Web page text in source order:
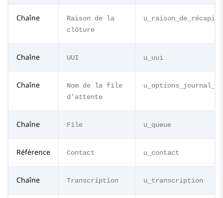
Chaîne
Raison de la
clôture
Chaîne UUI u_uui
Chaîne
Nom de la file
d'attente
Chaîne File u_queue
Référence Contact u_contact
Chaîne Transcription u_transcription